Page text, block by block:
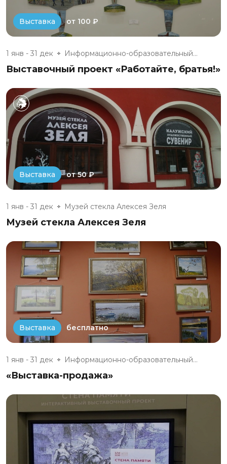
Выставка от 100 ₽
1 янв - 31 дек Информационно-образовательный...
Выставочный проект «Работайте, братья!»
Выставка от 50 ₽
1 янв - 31 дек Музей стекла Алексея Зеля
Музей стекла Алексея Зеля
Выставка бесплатно
1 янв - 31 дек Информационно-образовательный...
«Выставка-продажа»